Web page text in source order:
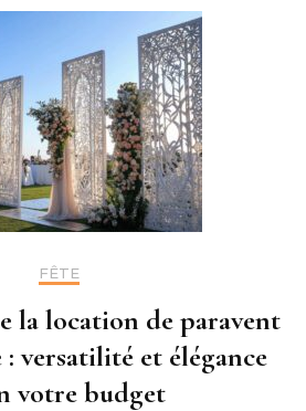
FÊTE
la location de paravent
versatilité et élégance
votre budget